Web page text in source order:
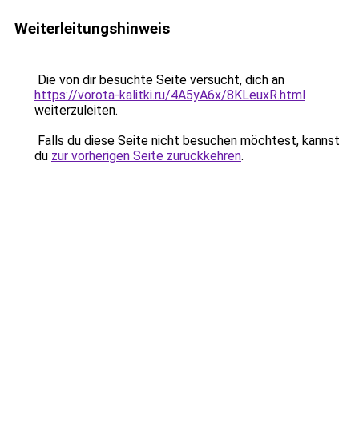
Weiterleitungshinweis
Die von dir besuchte Seite versucht, dich an
https://vorota-kalitki.ru/4A5yA6x/8KLeuxR.html
weiterzuleiten.
Falls du diese Seite nicht besuchen möchtest, kannst
du zur vorherigen Seite zurückkehren.